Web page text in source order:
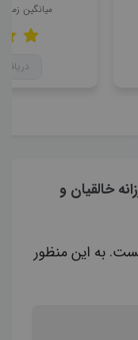
میانگین
خالقیان و
به این منظور